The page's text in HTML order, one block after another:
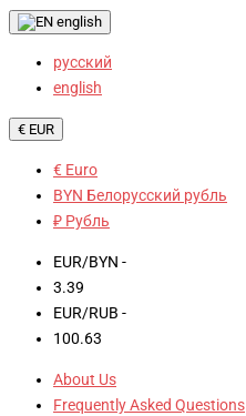
english
русский
english
€ EUR
€ Euro
BYN Белорусский рубль
₽ Рубль
EUR/BYN -
3.39
EUR/RUB -
100.63
About Us
Frequently Asked Questions